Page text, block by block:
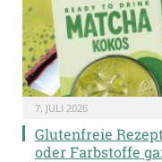
7. JULI 2026
Glutenfreie
oder Farbstoffe